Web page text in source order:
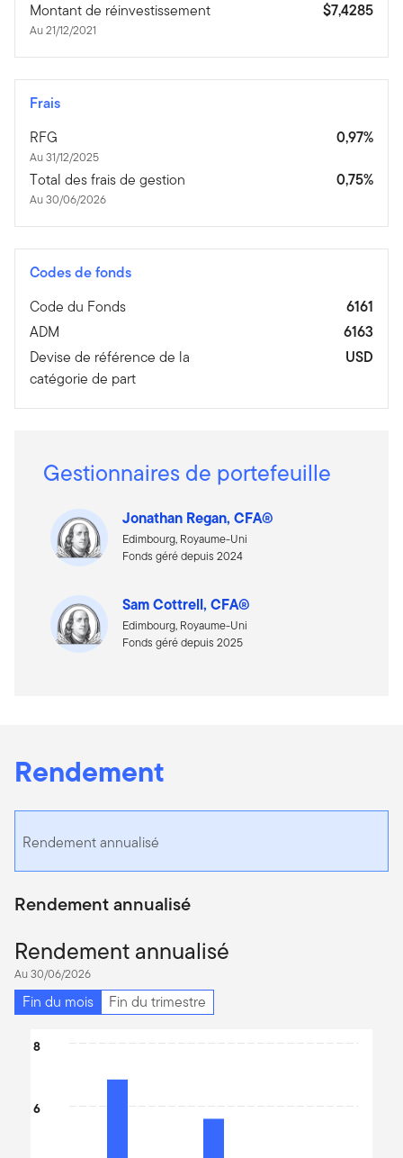
Montant de réinvestissement
Au 21/12/2021
$7,4285
Frais
RFG
Au 31/12/2025
0,97%
Total des frais de gestion
Au 30/06/2026
0,75%
Codes de fonds
Code du Fonds
6161
ADM
6163
Devise de référence de la
catégorie de part
USD
Gestionnaires de portefeuille
Jonathan Regan, CFA®
Edimbourg, Royaume-Uni
Fonds géré depuis 2024
Sam Cottrell, CFA®
Edimbourg, Royaume-Uni
Fonds géré depuis 2025
Rendement
Rendement annualisé
Rendement annualisé
Rendement annualisé
Au 30/06/2026
Fin du mois
Fin du trimestre
The chart has 1 Y axis displaying values. Data ranges from -
6
8